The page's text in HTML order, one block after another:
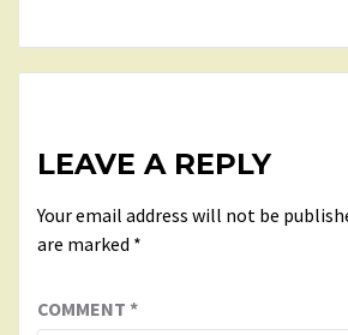
LEAVE A REPLY
Your email address will not be
are marked *
COMMENT *